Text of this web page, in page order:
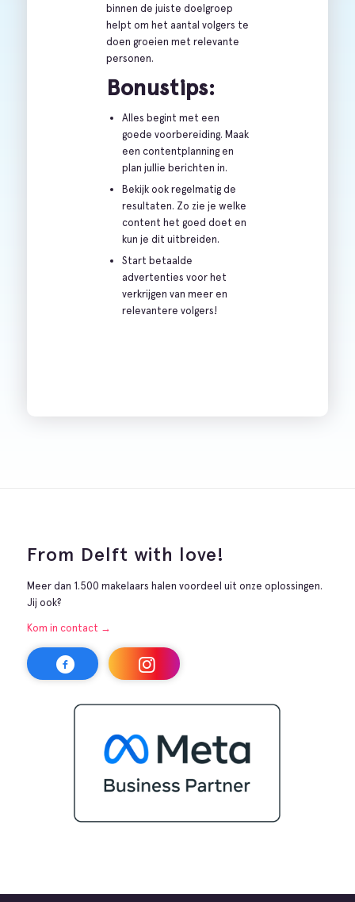
binnen de juiste doelgroep
helpt om het aantal volgers te
doen groeien met relevante
personen.
Bonustips:
Alles begint met een
goede voorbereiding. Maak
een contentplanning en
plan jullie berichten in.
Bekijk ook regelmatig de
resultaten. Zo zie je welke
content het goed doet en
kun je dit uitbreiden.
Start betaalde
advertenties voor het
verkrijgen van meer en
relevantere volgers!
From Delft with love!
Meer dan 1.500 makelaars halen voordeel uit onze oplossingen.
Jij ook?
Kom in contact →